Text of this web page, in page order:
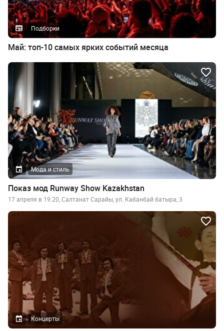
Подборки
Май: топ-10 самых ярких событий месяца
Мода и стиль
Показ мод Runway Show Kazakhstan
17 апреля в 19:20, Салтанат Сарайы, ул. Кабанбай батыра, 3
Концерты